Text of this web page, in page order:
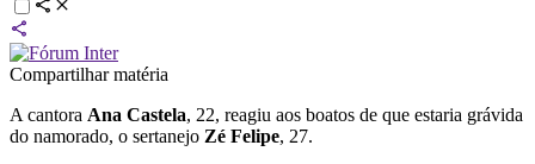
Compartilhar matéria
A cantora Ana Castela, 22, reagiu aos boatos de que estaria grávida
do namorado, o sertanejo Zé Felipe, 27.